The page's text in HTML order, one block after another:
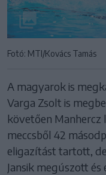
Fotó: MTI/Kovács Tamás
A magyarok is
Varga Zsolt is
követően Manhercz
meccsből 42
eligazítást tartott,
Jansik megúszott